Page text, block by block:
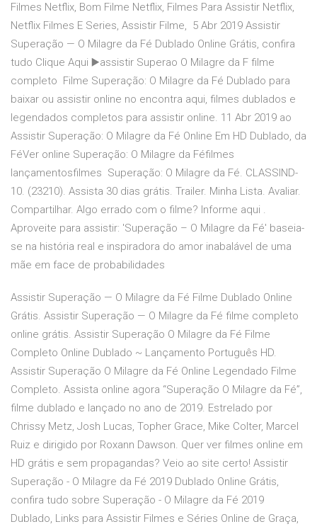
Filmes Netflix, Bom Filme Netflix, Filmes Para Assistir Netflix,
Netflix Filmes E Series, Assistir Filme, 5 Abr 2019 Assistir
Superação — O Milagre da Fé Dublado Online Grátis, confira
tudo Clique Aqui ▶️assistir Superao O Milagre da F filme
completo Filme Superação: O Milagre da Fé Dublado para
baixar ou assistir online no encontra aqui, filmes dublados e
legendados completos para assistir online. 11 Abr 2019 ao
Assistir Superação: O Milagre da Fé Online Em HD Dublado, da
FéVer online Superação: O Milagre da Féfilmes
lançamentosfilmes Superação: O Milagre da Fé. CLASSIND-
10. (23210). Assista 30 dias grátis. Trailer. Minha Lista. Avaliar.
Compartilhar. Algo errado com o filme? Informe aqui .
Aproveite para assistir: 'Superação – O Milagre da Fé' baseia-
se na história real e inspiradora do amor inabalável de uma
mãe em face de probabilidades
Assistir Superação — O Milagre da Fé Filme Dublado Online
Grátis. Assistir Superação — O Milagre da Fé filme completo
online grátis. Assistir Superação O Milagre da Fé Filme
Completo Online Dublado ~ Lançamento Português HD.
Assistir Superação O Milagre da Fé Online Legendado Filme
Completo. Assista online agora “Superação O Milagre da Fé”,
filme dublado e lançado no ano de 2019. Estrelado por
Chrissy Metz, Josh Lucas, Topher Grace, Mike Colter, Marcel
Ruiz e dirigido por Roxann Dawson. Quer ver filmes online em
HD grátis e sem propagandas? Veio ao site certo! Assistir
Superação - O Milagre da Fé 2019 Dublado Online Grátis,
confira tudo sobre Superação - O Milagre da Fé 2019
Dublado, Links para Assistir Filmes e Séries Online de Graça,